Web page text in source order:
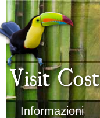
Visit Costa
Informazioni
Clima
Geografia
Informazioni
Letteratura e cultura
Gastronomia
Lo sapevi che
Musica
Natura
Storia
Trasporti Interni